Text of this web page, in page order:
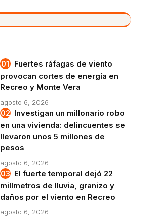
Fuertes ráfagas de viento
provocan cortes de energía en
Recreo y Monte Vera
agosto 6, 2026
Investigan un millonario robo
en una vivienda: delincuentes se
llevaron unos 5 millones de
pesos
agosto 6, 2026
El fuerte temporal dejó 22
milímetros de lluvia, granizo y
daños por el viento en Recreo
agosto 6, 2026